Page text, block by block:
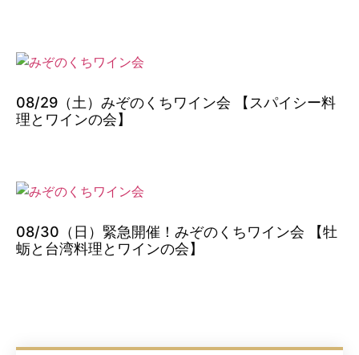
08/29（土）みぞのくちワイン会 【スパイシー料
理とワインの会】
08/30（日）緊急開催！みぞのくちワイン会 【牡
蛎と台湾料理とワインの会】